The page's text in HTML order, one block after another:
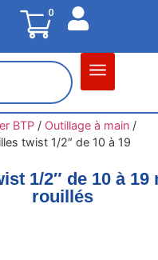
0
BTP/ Outillage à main/
twist 1/2″ de 10 à 19
1/2″ de 10 à
rouillés